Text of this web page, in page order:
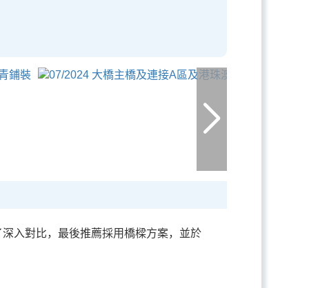
入對比，最後推薦採用橋樑方案，並於